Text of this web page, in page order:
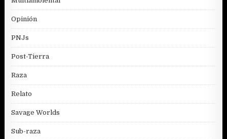
Opinión
PNJs
Post-Tierra
Raza
Relato
Savage Worlds
Sub-raza